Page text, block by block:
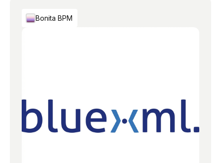
Bonita BPM